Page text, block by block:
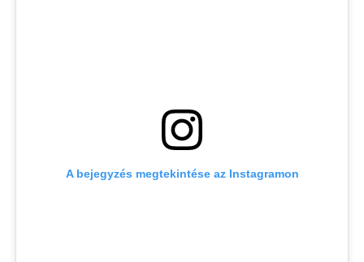
A bejegyzés megtekintése az Instagramon